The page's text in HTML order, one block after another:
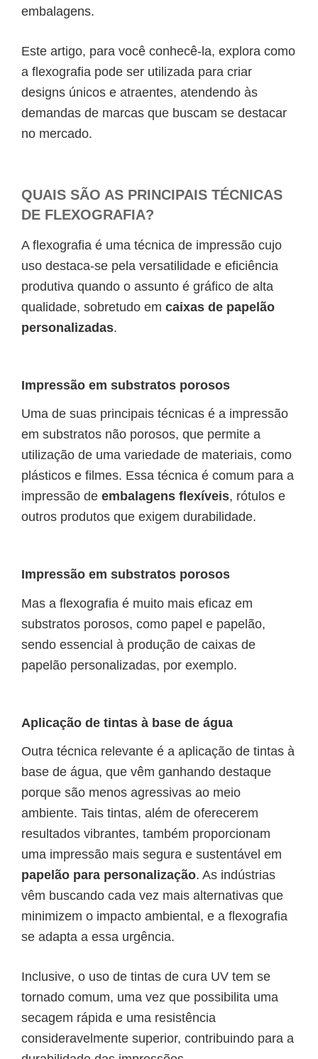
embalagens.
Este artigo, para você conhecê-la, explora como
a flexografia pode ser utilizada para criar
designs únicos e atraentes, atendendo às
demandas de marcas que buscam se destacar
no mercado.
QUAIS SÃO AS PRINCIPAIS TÉCNICAS
DE FLEXOGRAFIA?
A flexografia é uma técnica de impressão cujo
uso destaca-se pela versatilidade e eficiência
produtiva quando o assunto é gráfico de alta
qualidade, sobretudo em caixas de papelão
personalizadas.
Impressão em substratos porosos
Uma de suas principais técnicas é a impressão
em substratos não porosos, que permite a
utilização de uma variedade de materiais, como
plásticos e filmes. Essa técnica é comum para a
impressão de embalagens flexíveis, rótulos e
outros produtos que exigem durabilidade.
Impressão em substratos porosos
Mas a flexografia é muito mais eficaz em
substratos porosos, como papel e papelão,
sendo essencial à produção de caixas de
papelão personalizadas, por exemplo.
Aplicação de tintas à base de água
Outra técnica relevante é a aplicação de tintas à
base de água, que vêm ganhando destaque
porque são menos agressivas ao meio
ambiente. Tais tintas, além de oferecerem
resultados vibrantes, também proporcionam
uma impressão mais segura e sustentável em
papelão para personalização. As indústrias
vêm buscando cada vez mais alternativas que
minimizem o impacto ambiental, e a flexografia
se adapta a essa urgência.
Inclusive, o uso de tintas de cura UV tem se
tornado comum, uma vez que possibilita uma
secagem rápida e uma resistência
consideravelmente superior, contribuindo para a